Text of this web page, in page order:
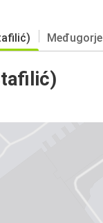
Međugorje